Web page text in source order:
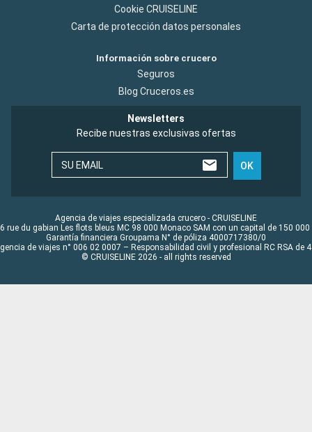
Cookie CRUISELINE
Carta de protección datos personales
Información sobre crucero
Seguros
Blog Cruceros.es
Newsletters
Recibe nuestras exclusivas ofertas
SU EMAIL OK
Agencia de viajes especializada crucero - CRUISELINE
rue du gabian Les flots bleus MC 98 000 Monaco SAM con un capital de 150 000
Garantía financiera Groupama N° de póliza 4000717380/0
de viajes n° 006 02 0007 – Responsabilidad civil y profesional RC RSA de
© CRUISELINE 2026 - all rights reserved